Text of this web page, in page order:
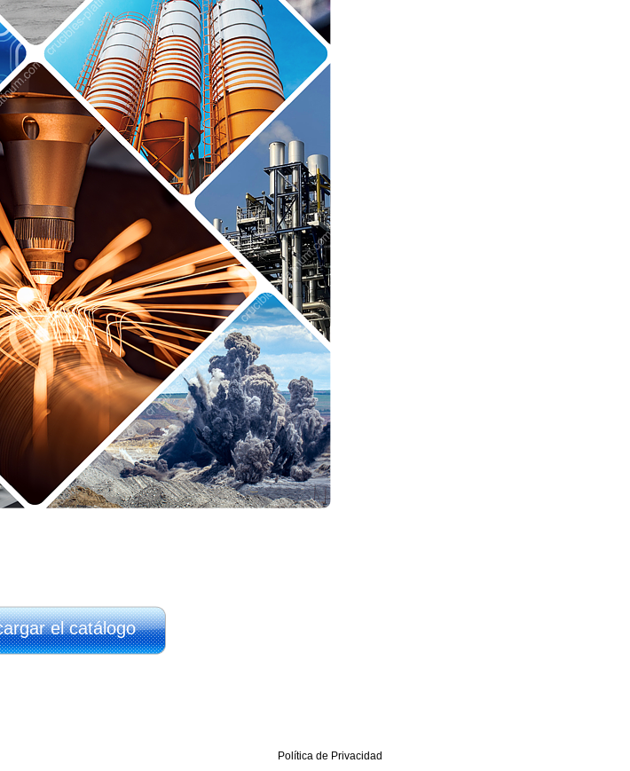
el catálogo
Política de Privacidad